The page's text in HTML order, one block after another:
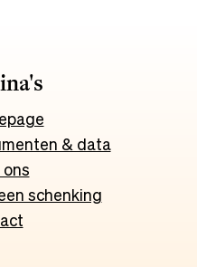
& data
schenking